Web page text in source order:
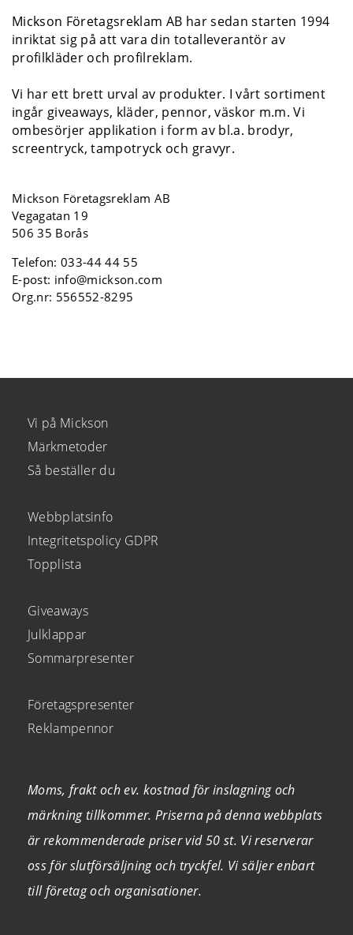
Mickson Företagsreklam AB har sedan starten 1994
inriktat sig på att vara din totalleverantör av
profilkläder och profilreklam.
Vi har ett brett urval av produkter. I vårt sortiment
ingår giveaways, kläder, pennor, väskor m.m. Vi
ombesörjer applikation i form av bl.a. brodyr,
screentryck, tampotryck och gravyr.
Mickson Företagsreklam AB
Vegagatan 19
506 35 Borås
Telefon:033-44 44 55
E-post: info@mickson.com
Org.nr: 556552-8295
Vi på Mickson
Märkmetoder
Så beställer du
Webbplatsinfo
Integritetspolicy GDPR
Topplista
Giveaways
Julklappar
Sommarpresenter
Företagspresenter
Reklampennor
Moms, frakt och ev. kostnad för inslagning och
märkning tillkommer. Priserna på denna webbplats
är rekommenderade priser vid 50 st. Vi reserverar
oss för slutförsäljning och tryckfel. Vi säljer enbart
till företag och organisationer.